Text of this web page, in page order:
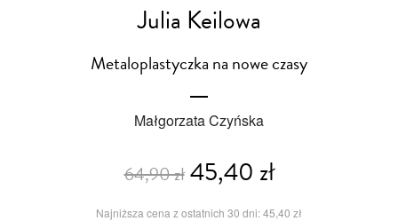
Julia Keilowa
Metaloplastyczka na nowe czasy
Małgorzata Czyńska
64,90 zł45,40 zł
Najniższa cena z ostatnich 30 dni: 45,40 zł